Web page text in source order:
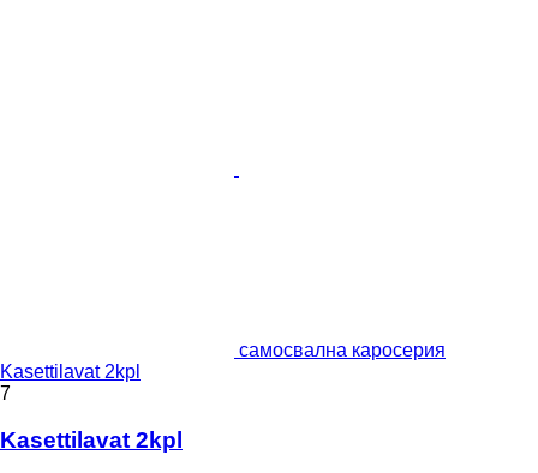
самосвална каросерия
Kasettilavat 2kpl
7
Kasettilavat 2kpl